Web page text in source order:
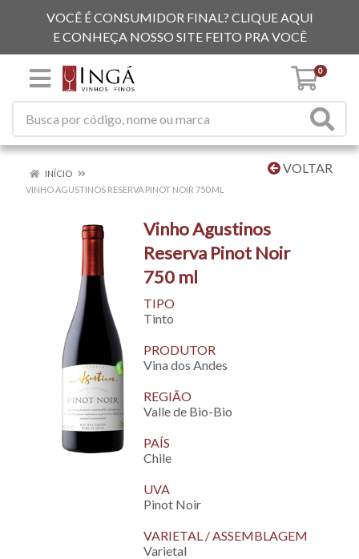
VOCÊ É CONSUMIDOR FINAL? CLIQUE AQUI
E CONHEÇA NOSSO SITE FEITO PRA VOCÊ
0
VOLTAR
INÍCIO
VINHO AGUSTINOS RESERVA PINOT NOIR 750 ML
Vinho Agustinos
Reserva Pinot Noir
750 ml
TIPO
Tinto
PRODUTOR
Vina dos Andes
REGIÃO
Valle de Bio-Bio
PAÍS
Chile
UVA
Pinot Noir
VARIETAL / ASSEMBLAGEM
Varietal